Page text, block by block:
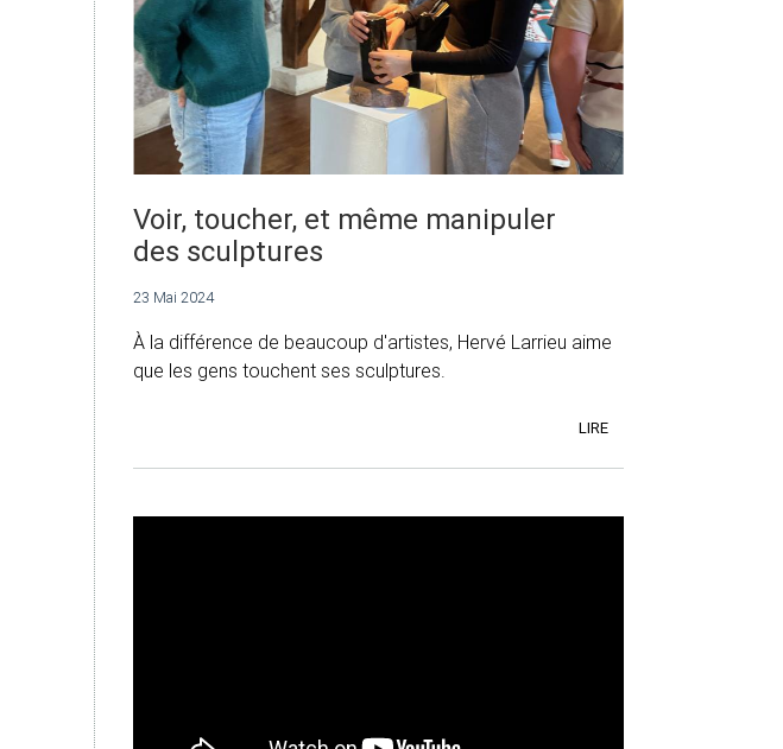
Voir, toucher, et même manipuler
des sculptures
23 Mai 2024
À la différence de beaucoup d'artistes, Hervé Larrieu aime
que les gens touchent ses sculptures.
LIRE